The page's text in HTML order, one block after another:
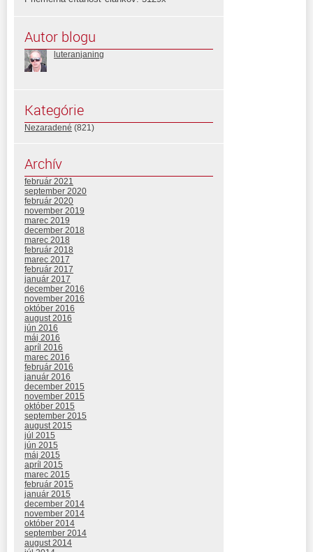
Autor blogu
luteranjaning
Kategórie
Nezaradené (821)
Archív
február 2021
september 2020
február 2020
november 2019
marec 2019
december 2018
marec 2018
február 2018
marec 2017
február 2017
január 2017
december 2016
november 2016
október 2016
august 2016
jún 2016
máj 2016
apríl 2016
marec 2016
február 2016
január 2016
december 2015
november 2015
október 2015
september 2015
august 2015
júl 2015
jún 2015
máj 2015
apríl 2015
marec 2015
február 2015
január 2015
december 2014
november 2014
október 2014
september 2014
august 2014